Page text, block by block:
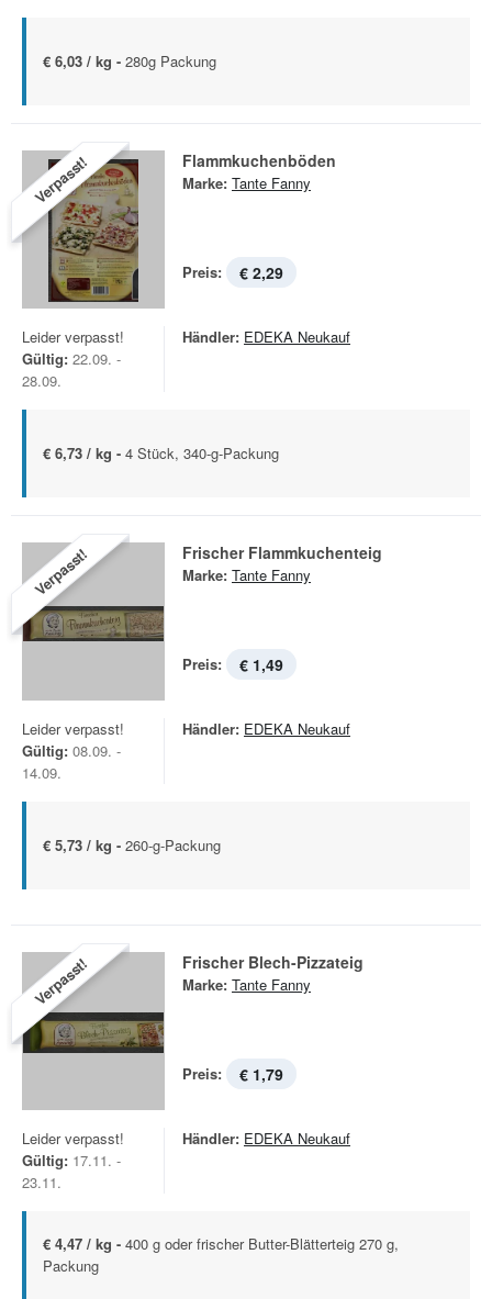
€ 6,03 / kg - 280g Packung
Verpasst! Flammkuchenböden
Marke: Tante Fanny
Preis: € 2,29
Leider verpasst!
Gültig: 22.09. -
28.09.
Händler: EDEKA Neukauf
€ 6,73 / kg - 4 Stück, 340-g-Packung
Verpasst! Frischer Flammkuchenteig
Marke: Tante Fanny
Preis: € 1,49
Leider verpasst!
Gültig: 08.09. -
14.09.
Händler: EDEKA Neukauf
€ 5,73 / kg - 260-g-Packung
Verpasst! Frischer Blech-Pizzateig
Marke: Tante Fanny
Preis: € 1,79
Leider verpasst!
Gültig: 17.11. -
23.11.
Händler: EDEKA Neukauf
€ 4,47 / kg - 400 g oder frischer Butter-Blätterteig 270 g,
Packung